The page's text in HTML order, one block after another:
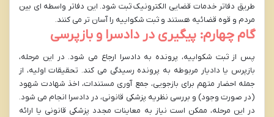
طریق دفاتر خدمات قضایی الکترونیک ثبت شود. این دفاتر واسطه ای بین
مردم و قوه قضائیه هستند و ثبت شکواییه را آسان تر می کنند.
گام چهارم: پیگیری در دادسرا و بازپرسی
پس از ثبت شکواییه، پرونده به دادسرا ارجاع می شود. در این مرحله،
بازپرس یا دادیار مربوطه به پرونده رسیدگی می کند. تحقیقات اولیه، از
جمله احضار متهم برای بازجویی، جمع آوری مستندات، اخذ شهادت شهود
(در صورت وجود) و بررسی نظریه پزشکی قانونی، در دادسرا انجام می شود.
در این مرحله، ممکن است نیاز به معاینات مجدد پزشکی قانونی یا ارائه